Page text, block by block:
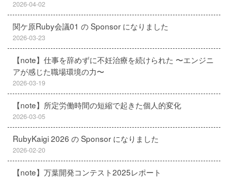
2026-04-02
関ケ原Ruby会議01 の Sponsor になりました
2026-03-23
【note】仕事を辞めずに不妊治療を続けられた 〜エンジニ
アが感じた職場環境の力〜
2026-03-19
【note】所定労働時間の短縮で起きた個人的変化
2026-03-05
RubyKaigi 2026 の Sponsor になりました
2026-02-20
【note】万葉開発コンテスト2025レポート